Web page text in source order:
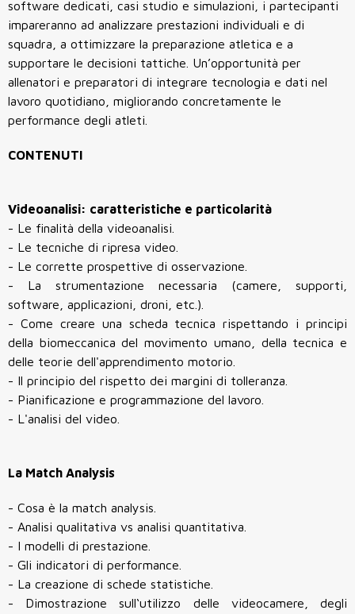
software dedicati, casi studio e simulazioni, i partecipanti
impareranno ad analizzare prestazioni individuali e di
squadra, a ottimizzare la preparazione atletica e a
supportare le decisioni tattiche. Un’opportunità per
allenatori e preparatori di integrare tecnologia e dati nel
lavoro quotidiano, migliorando concretamente le
performance degli atleti.
CONTENUTI
Videoanalisi: caratteristiche e particolarità
- Le finalità della videoanalisi.
- Le tecniche di ripresa video.
- Le corrette prospettive di osservazione.
- La strumentazione necessaria (camere, supporti,
software, applicazioni, droni, etc.).
- Come creare una scheda tecnica rispettando i principi
della biomeccanica del movimento umano, della tecnica e
delle teorie dell'apprendimento motorio.
- Il principio del rispetto dei margini di tolleranza.
- Pianificazione e programmazione del lavoro.
- L'analisi del video.
La Match Analysis
- Cosa è la match analysis.
- Analisi qualitativa vs analisi quantitativa.
- I modelli di prestazione.
- Gli indicatori di performance.
- La creazione di schede statistiche.
- Dimostrazione sull‘utilizzo delle videocamere, degli